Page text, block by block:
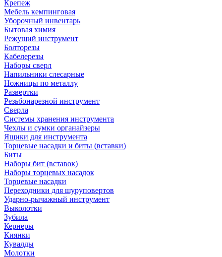
Крепеж
Мебель кемпинговая
Уборочный инвентарь
Бытовая химия
Режущий инструмент
Болторезы
Кабелерезы
Наборы сверл
Напильники слесарные
Ножницы по металлу
Развертки
Резьбонарезной инструмент
Сверла
Системы хранения инструмента
Чехлы и сумки органайзеры
Ящики для инструмента
Торцевые насадки и биты (вставки)
Биты
Наборы бит (вставок)
Наборы торцевых насадок
Торцевые насадки
Переходники для шуруповертов
Ударно-рычажный инструмент
Выколотки
Зубила
Кернеры
Киянки
Кувалды
Молотки